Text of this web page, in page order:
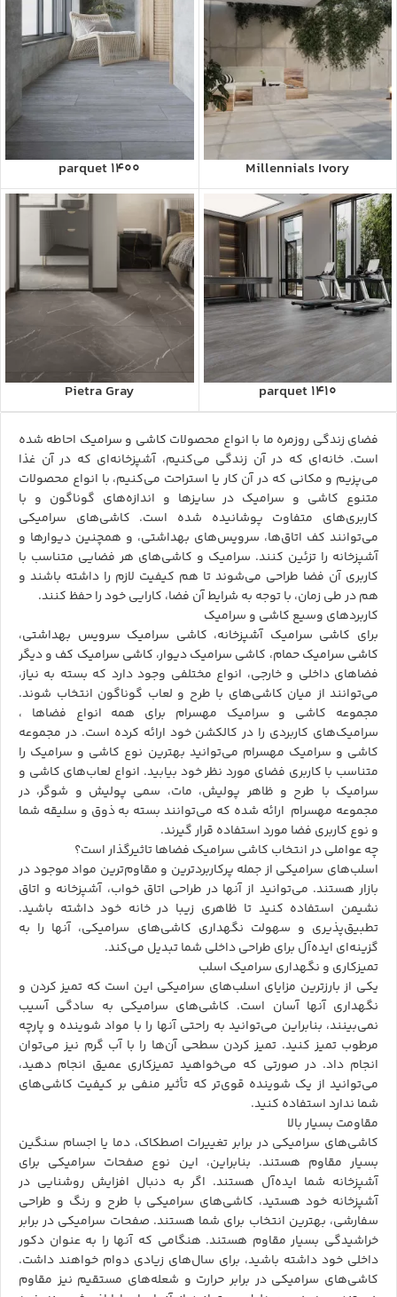
Millennials Ivory
parquet 1400
parquet 1410
Pietra Gray
فضای زندگی روزمره ما با انواع محصولات کاشی و سرامیک احاطه شده
است. خانه‌ای که در آن زندگی می‌کنیم، آشپزخانه‌ای که در آن غذا
می‌پزیم و مکانی که در آن کار یا استراحت می‌کنیم، با انواع محصولات
متنوع کاشی و سرامیک در سایزها و اندازه‌های گوناگون و با
کاربری‌های متفاوت پوشانیده شده است. کاشی‌های سرامیکی
می‌توانند کف اتاق‌ها، سرویس‌های بهداشتی، و همچنین دیوارها و
آشپزخانه را تزئین کنند. سرامیک و کاشی‌های هر فضایی متناسب با
کاربری آن فضا طراحی می‌شوند تا هم کیفیت لازم را داشته باشند و
هم در طی زمان، با توجه به شرایط آن فضا، کارایی خود را حفظ کنند.
کاربردهای وسیع کاشی و سرامیک
برای کاشی سرامیک آشپزخانه، کاشی سرامیک سرویس‌ بهداشتی،
کاشی سرامیک حمام، کاشی سرامیک دیوار، کاشی سرامیک کف و دیگر
فضاهای داخلی و خارجی، انواع مختلفی وجود دارد که بسته به نیاز،
می‌توانند از میان کاشی‌های با طرح و لعاب گوناگون انتخاب شوند.
مجموعه کاشی و سرامیک مهسرام برای همه انواع فضاها ،
سرامیک‌های کاربردی را در کالکشن خود ارائه کرده است. در مجموعه
کاشی و سرامیک مهسرام می‌توانید بهترین نوع کاشی و سرامیک را
متناسب با کاربری فضای مورد نظر خود بیابید. انواع لعاب‌های کاشی و
سرامیک با طرح و ظاهر پولیش، مات، سمی پولیش و شوگر، در
مجموعه مهسرام ارائه شده که می‌توانند بسته به ذوق و سلیقه شما
و نوع کاربری فضا مورد استفاده قرار گیرند.
چه عواملی در انتخاب کاشی سرامیک فضاها تاثیرگذار است؟
اسلب‌های سرامیکی از جمله پرکاربردترین و مقاوم‌ترین مواد موجود در
بازار هستند. می‌توانید از آنها در طراحی اتاق خواب، آشپزخانه و اتاق
نشیمن استفاده کنید تا ظاهری زیبا در خانه خود داشته باشید.
تطبیق‌پذیری و سهولت نگهداری کاشی‌های سرامیکی، آنها را به
گزینه‌ای ایده‌آل برای طراحی داخلی شما تبدیل می‌کند.
تمیزکاری و نگهداری سرامیک اسلب
یکی از بارزترین مزایای اسلب‌های سرامیکی این است که تمیز کردن و
نگهداری آنها آسان است. کاشی‌های سرامیکی به سادگی آسیب
نمی‌بینند، بنابراین می‌توانید به راحتی آنها را با مواد شوینده و پارچه
مرطوب تمیز کنید. تمیز کردن سطحی آن‌ها را با آب گرم نیز می‌توان
انجام داد. در صورتی که می‌خواهید تمیزکاری عمیق انجام دهید،
می‌توانید از یک شوینده قوی‌تر که تأثیر منفی بر کیفیت کاشی‌های
شما ندارد استفاده کنید.
مقاومت بسیار بالا
کاشی‌های سرامیکی در برابر تغییرات اصطکاک، دما یا اجسام سنگین
بسیار مقاوم هستند. بنابراین، این نوع صفحات سرامیکی برای
آشپزخانه شما ایده‌آل هستند. اگر به دنبال افزایش روشنایی در
آشپزخانه خود هستید، کاشی‌های سرامیکی با طرح و رنگ و طراحی
سفارشی، بهترین انتخاب برای شما هستند. صفحات سرامیکی در برابر
خراشیدگی بسیار مقاوم هستند. هنگامی که آنها را به عنوان دکور
داخلی خود داشته باشید، برای سال‌های زیادی دوام خواهند داشت.
کاشی‌های سرامیکی در برابر حرارت و شعله‌های مستقیم نیز مقاوم